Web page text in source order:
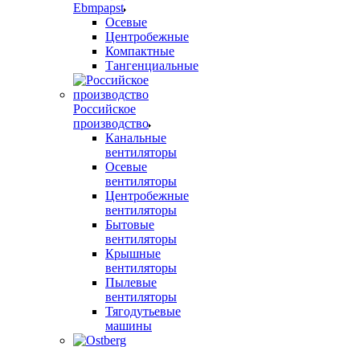
Ebmpapst
Осевые
Центробежные
Компактные
Тангенциальные
Российское
производство
Канальные
вентиляторы
Осевые
вентиляторы
Центробежные
вентиляторы
Бытовые
вентиляторы
Крышные
вентиляторы
Пылевые
вентиляторы
Тягодутьевые
машины